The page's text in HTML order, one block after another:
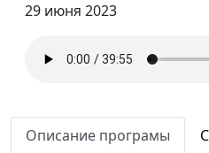
29 июня 2023
Описание програмы
спасения?
проблем? Где Бог?